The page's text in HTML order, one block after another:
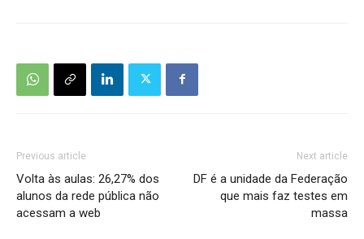
Previous article
Volta às aulas: 26,27% dos
alunos da rede pública não
acessam a web
Next article
DF é a unidade da Federação
que mais faz testes em
massa